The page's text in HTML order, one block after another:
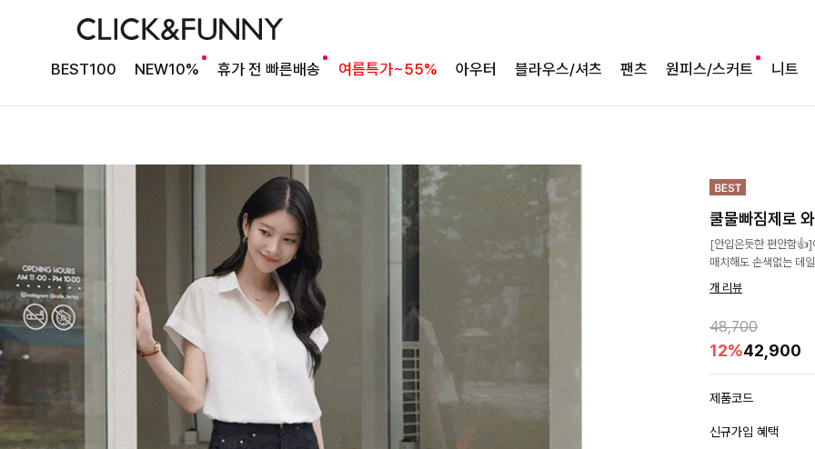
BEST100 NEW10% 휴가 전 빠른배송 여름특가~55% 아우터 블라우스/셔츠 팬츠 원피스/스커트 니트
쿨물빠짐제로
[안입은듯한 편안함👍]
매치해도 손색없는 데
개 리뷰
48,700
12%42,900
제품코드
신규가입 혜택